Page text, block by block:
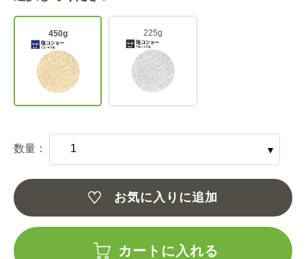
450g 225g
数量：
お気に入りに追加
カートに入れる